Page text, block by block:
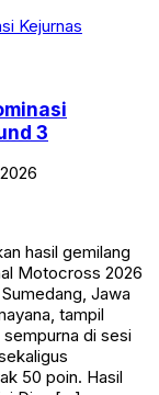
3
hasil gemilang
Motocross 2026
Jawa
tampil
di sesi
50 poin. Hasil